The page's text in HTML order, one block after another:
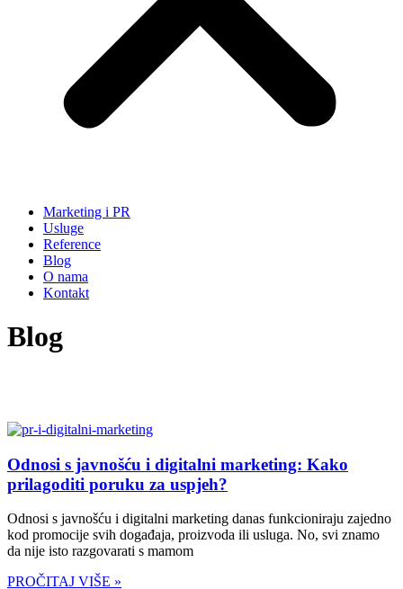
Marketing i PR
Usluge
Reference
Blog
O nama
Kontakt
Blog
Odnosi s javnošću i digitalni marketing: Kako
prilagoditi poruku za uspjeh?
Odnosi s javnošću i digitalni marketing danas funkcioniraju zajedno
kod promocije svih događaja, proizvoda ili usluga. No, svi znamo
da nije isto razgovarati s mamom
PROČITAJ VIŠE »